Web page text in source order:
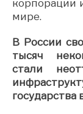
корпорации
мире.
В России
тысяч
стали